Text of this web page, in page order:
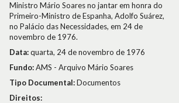
Ministro Mário Soares no jantar em honra do
Primeiro-Ministro de Espanha, Adolfo Suárez,
no Palácio das Necessidades, em 24 de
novembro de 1976.
Data:quarta, 24 de novembro de 1976
Fundo:AMS - Arquivo Mário Soares
Tipo Documental:Documentos
Direitos: